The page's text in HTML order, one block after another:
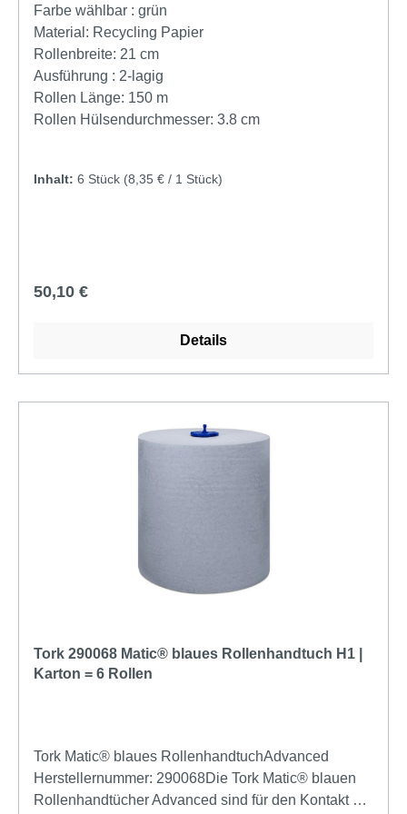
Rollendurchmesser19 cm Blattanzahl 857 Blattlänge
Waschräumen mit hoher Besucherfrequenz
entwickelt wurden. Das spart Zeit und senkt dank
Einzelblattausgabe auch den Verbrauch.Advanced
Qualität ermöglicht Kosteneinsparungen und eine
hohe LeistungProduktangabenSystem: H1 –
Rollenhandtuch SystemRollenlänge: 150
Grün
Farbe wählbar : grün
Material: Recycling Papier
Rollenbreite: 21 cm
Ausführung : 2-lagig
Rollen Länge: 150 m
Rollen Hülsendurchmesser: 3.8 cm
Inhalt: 6 Stück (8,35 € / 1 Stück)
Regulärer Preis:
50,10 €
Details
Tork 290068 Matic® blaues Rollenhandtuch H1 |
Karton = 6 Rollen
Tork Matic® blaues RollenhandtuchAdvanced
Herstellernummer: 290068Die Tork Matic® blauen
Rollenhandtücher Advanced sind für den Kontakt mit